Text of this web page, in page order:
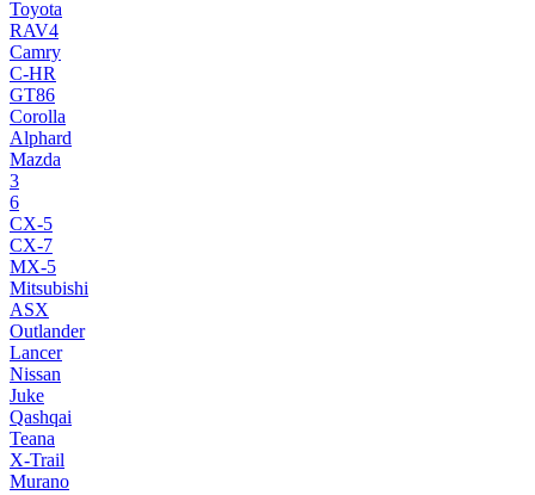
Toyota
RAV4
Camry
C-HR
GT86
Corolla
Alphard
Mazda
3
6
CX-5
CX-7
MX-5
Mitsubishi
ASX
Outlander
Lancer
Nissan
Juke
Qashqai
Teana
X-Trail
Murano